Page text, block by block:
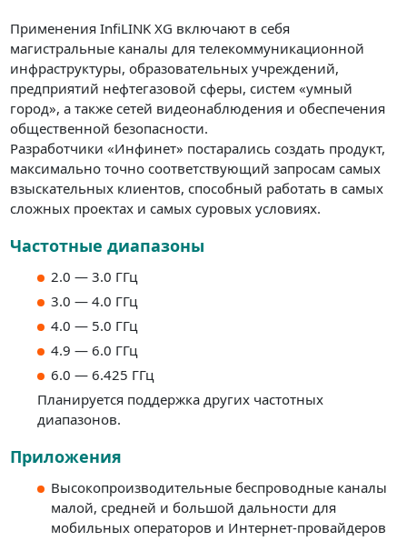
Применения InfiLINK XG включают в себя
магистральные каналы для телекоммуникационной
инфраструктуры, образовательных учреждений,
предприятий нефтегазовой сферы, систем «умный
город», а также сетей видеонаблюдения и обеспечения
общественной безопасности.
Разработчики «Инфинет» постарались создать продукт,
максимально точно соответствующий запросам самых
взыскательных клиентов, способный работать в самых
сложных проектах и самых суровых условиях.
Частотные диапазоны
2.0 — 3.0 ГГц
3.0 — 4.0 ГГц
4.0 — 5.0 ГГц
4.9 — 6.0 ГГц
6.0 — 6.425 ГГц
Планируется поддержка других частотных
диапазонов.
Приложения
Высокопроизводительные беспроводные каналы
малой, средней и большой дальности для
мобильных операторов и Интернет-провайдеров